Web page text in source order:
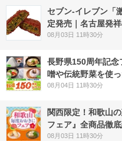
セブン-イレブン「
定発売｜名古屋発
08月03日 11時30分
長野県150周年記
噌や伝統野菜を使
08月04日 11時30分
関西限定！和歌山
フェア』全商品徹
08月03日 11時30分